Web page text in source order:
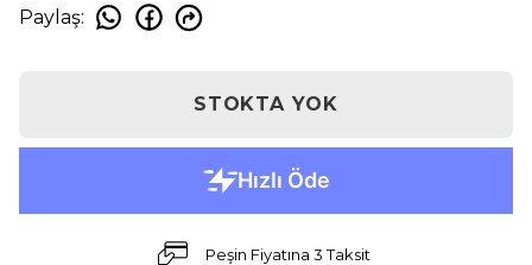
Paylaş:
STOKTA YOK
Peşin Fiyatına 3 Taksit